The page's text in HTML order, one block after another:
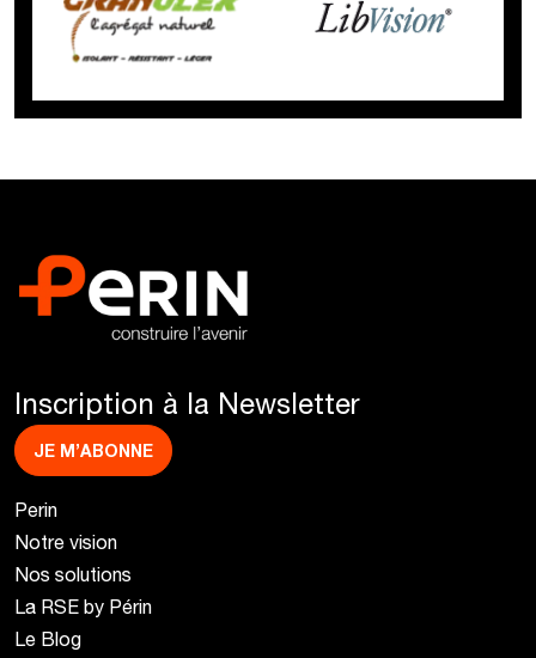
Inscription à la Newsletter
JE M’ABONNE
Perin
Notre vision
Nos solutions
La RSE by Périn
Le Blog